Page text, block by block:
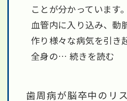
ことが分かっています
血管内に入り込み、動
作り様々な病気を引き
全身の… 続きを読む
歯周病が脳卒中のリ